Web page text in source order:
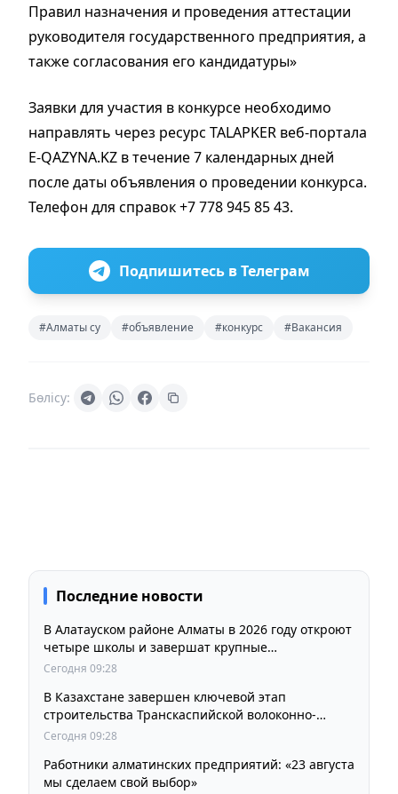
Правил назначения и проведения аттестации
руководителя государственного предприятия, а
также согласования его кандидатуры»
Заявки для участия в конкурсе необходимо
направлять через ресурс TALAPKER веб-портала
E-QAZYNA.KZ в течение 7 календарных дней
после даты объявления о проведении конкурса.
Телефон для справок +7 778 945 85 43.
Подпишитесь в Телеграм
#Алматы су #объявление #конкурс #Вакансия
Бөлісу:
Последние новости
В Алатауском районе Алматы в 2026 году откроют
четыре школы и завершат крупные
инфраструктурные проекты
Сегодня 09:28
В Казахстане завершен ключевой этап
строительства Транскаспийской волоконно-
оптической линии связи
Сегодня 09:28
Работники алматинских предприятий: «23 августа
мы сделаем свой выбор»